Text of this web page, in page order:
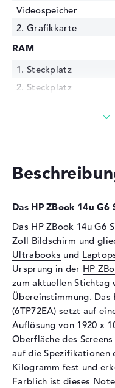
Videospeicher
2. Grafikkarte
RAM
1. Steckplatz
2. Steckplatz
Festplatte
Laufwerks-Typ
Display
Display-Typ
Max. Auflösung
Auflösungstyp
Besonderheiten
Audio
Das HP ZBook 14u
Das HP ZBook 14u G6
Zoll Bildschirm und
Ultrabooks und
Ursprung in der HP
zum aktuellen
Übereinstimmung. Das
(6TP72EA) setzt auf
Auflösung von 1920 x
Oberfläche des
auf die Spezifikationen
Kilogramm fest und
Farblich ist dieses